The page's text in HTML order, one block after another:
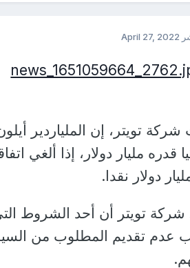
April 27, 2022
شركة تويتر، إن الملياردير
قدره مليار دولار، إذا ألغي
شركة تويتر أن أحد الشروط
عدم تقديم المطلوب من